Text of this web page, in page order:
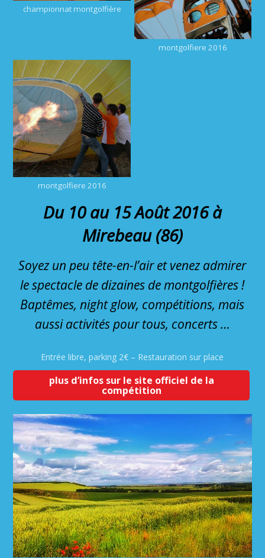
championnat montgolfière
montgolfiere 2016
montgolfiere 2016
Du 10 au 15 Août 2016 à
Mirebeau (86)
Soyez un peu tête-en-l’air et venez admirer
le spectacle de dizaines de montgolfières !
Baptêmes, night glow, compétitions, mais
aussi activités pour tous, concerts …
Entrée libre, parking 2€ – Restauration sur place
plus d’infos sur le site officiel de la
compétition